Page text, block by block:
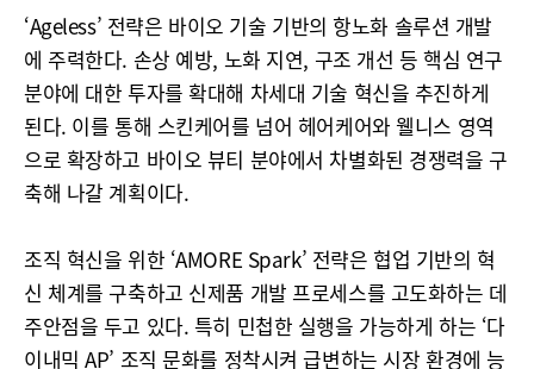
‘Ageless’ 전략은 바이오 기술 기반의 항노화 솔루션 개발
에 주력한다. 손상 예방, 노화 지연, 구조 개선 등 핵심 연구
분야에 대한 투자를 확대해 차세대 기술 혁신을 추진하게
된다. 이를 통해 스킨케어를 넘어 헤어케어와 웰니스 영역
으로 확장하고 바이오 뷰티 분야에서 차별화된 경쟁력을 구
축해 나갈 계획이다.
조직 혁신을 위한 ‘AMORE Spark’ 전략은 협업 기반의 혁
신 체계를 구축하고 신제품 개발 프로세스를 고도화하는 데
주안점을 두고 있다. 특히 민첩한 실행을 가능하게 하는 ‘다
이내믹 AP’ 조직 문화를 정착시켜 급변하는 시장 환경에 능